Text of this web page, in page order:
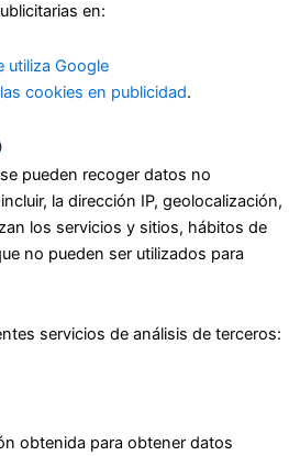
en:
utiliza Google
cookies en publicidad.
pueden recoger datos no
la dirección IP, geolocalización,
los servicios y sitios, hábitos de
no pueden ser utilizados para
servicios de análisis de terceros:
obtenida para obtener datos